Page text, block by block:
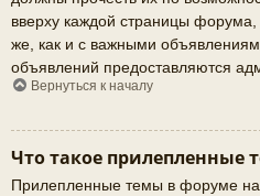
вверху каждой страницы
же, как и с важными
объявлений предоставляются
Вернуться к началу
Что такое прилепленные
Прилепленные темы в форуме